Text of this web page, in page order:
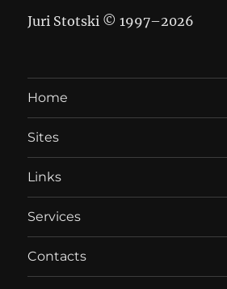
Juri Stotski © 1997–2026
Home
Sites
Links
Services
Contacts